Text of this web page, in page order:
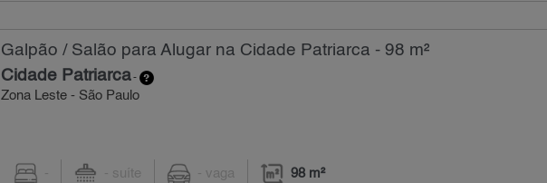
Galpão / Salão para Alugar na Cidade Patriarca - 98 m²
Cidade Patriarca-
Zona Leste - São Paulo
- - suíte - vaga 98 m²